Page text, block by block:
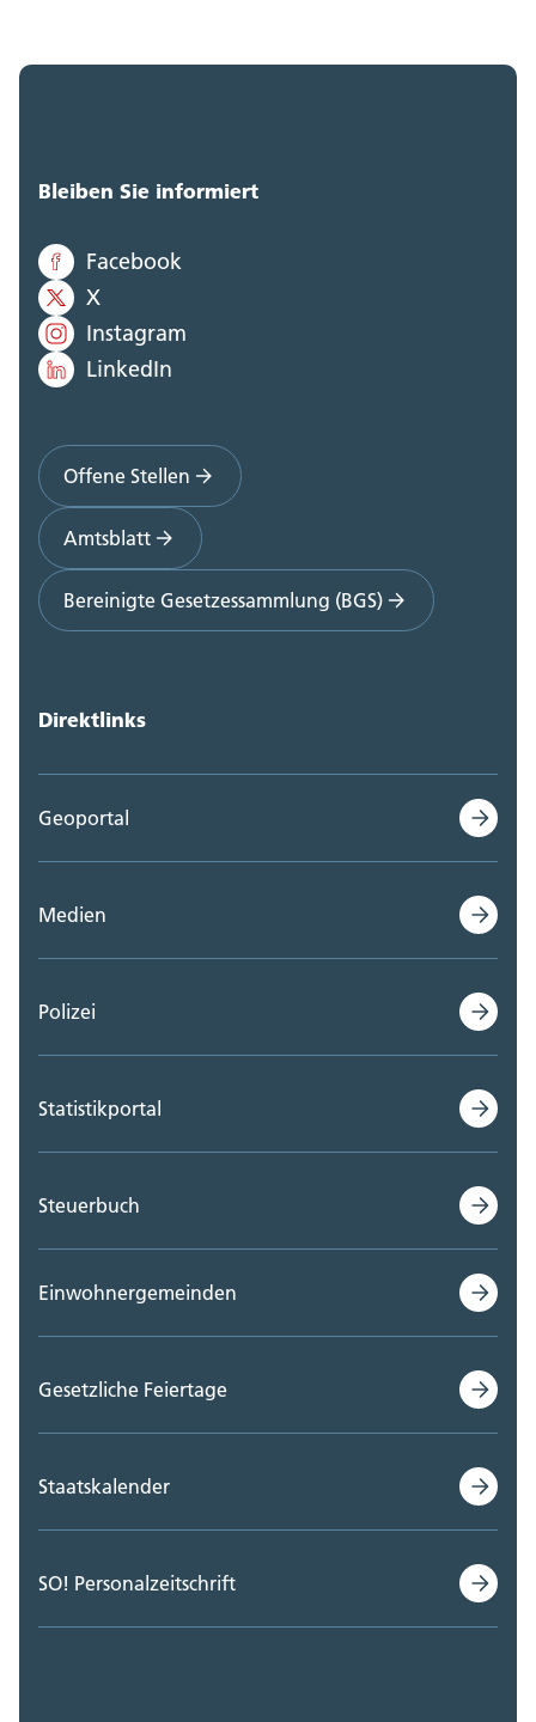
Bleiben Sie informiert
Facebook
X
Instagram
LinkedIn
Offene Stellen
Amtsblatt
Bereinigte Gesetzessammlung (BGS)
Direktlinks
Geoportal
Medien
Polizei
Statistikportal
Steuerbuch
Einwohnergemeinden
Gesetzliche Feiertage
Staatskalender
SO! Personalzeitschrift